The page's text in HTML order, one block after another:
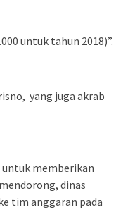
untuk tahun 2018)”.
yang juga akrab
memberikan
dinas
tim anggaran pada